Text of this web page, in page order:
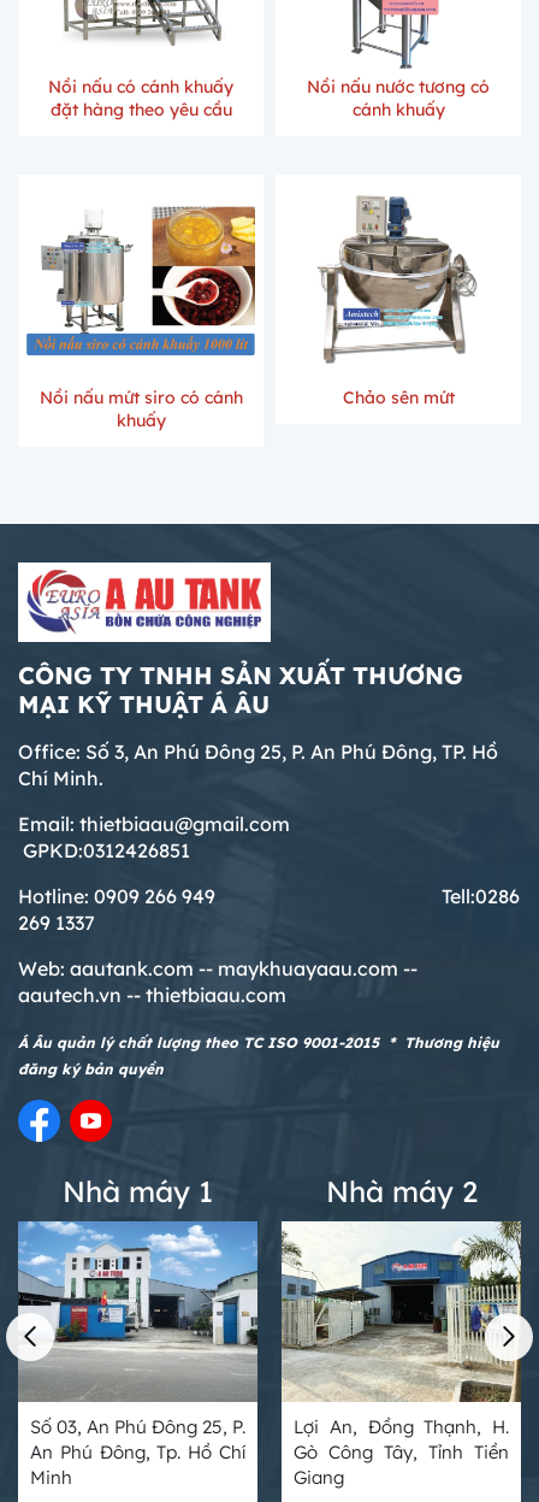
Nồi nấu có cánh khuấy
đặt hàng theo yêu cầu
Nồi nấu nước tương có
cánh khuấy
Nồi nấu mứt siro có cánh
khuấy
Chảo sên mứt
CÔNG TY TNHH SẢN XUẤT THƯƠNG
MẠI KỸ THUẬT Á ÂU
Office: Số 3, An Phú Đông 25, P. An Phú Đông, TP. Hồ
Chí Minh.
Email: thietbiaau@gmail.com
GPKD:0312426851
Hotline: 0909 266 949 Tell:0286
269 1337
Web: aautank.com -- maykhuayaau.com --
aautech.vn -- thietbiaau.com
Á Âu quản lý chất lượng theo TC ISO 9001-2015 * Thương hiệu
đăng ký bản quyền
Nhà máy 1
Số 03, An Phú Đông 25, P.
An Phú Đông, Tp. Hồ Chí
Minh
Nhà máy 2
Lợi An, Đồng Thạnh, H.
Gò Công Tây, Tỉnh Tiền
Giang